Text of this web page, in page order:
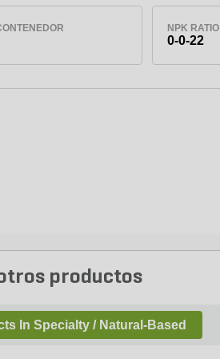
NPK RATIO
0-0-22
productos
In Specialty / Natural-Based